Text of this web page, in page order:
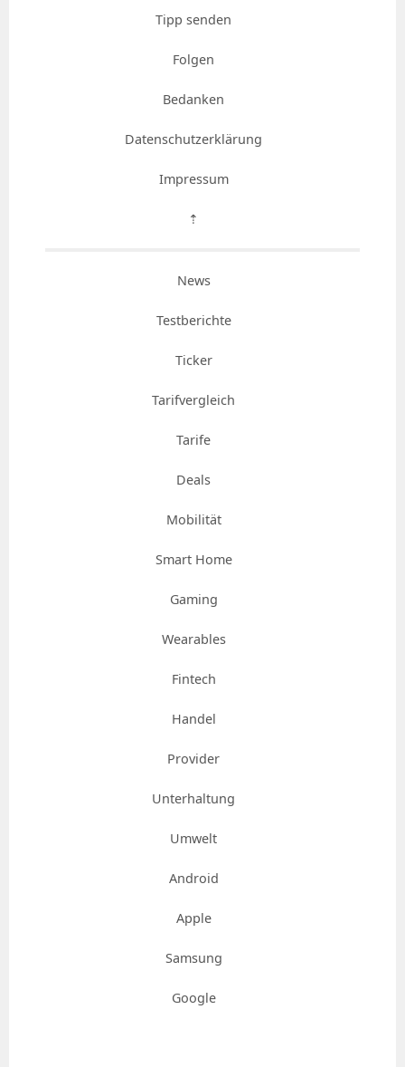
Tipp senden
Folgen
Bedanken
Datenschutzerklärung
Impressum
⇡
News
Testberichte
Ticker
Tarifvergleich
Tarife
Deals
Mobilität
Smart Home
Gaming
Wearables
Fintech
Handel
Provider
Unterhaltung
Umwelt
Android
Apple
Samsung
Google